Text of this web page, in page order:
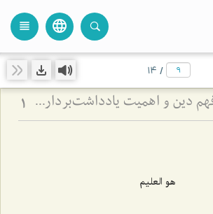
language
view_headline
/
14
نقش عرفان در فهم دین و اهمیت یادداشت‌برداری برای اهل علم 1
هو العلیم